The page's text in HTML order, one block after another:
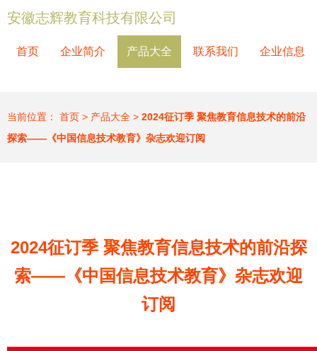
安徽志辉教育科技有限公司
首页 企业简介 产品大全 联系我们 企业信息
当前位置： 首页 > 产品大全 > 2024征订季 聚焦教育信息技术的前沿
探索——《中国信息技术教育》杂志欢迎订阅
2024征订季 聚焦教育信息技术的前沿探
索——《中国信息技术教育》杂志欢迎
订阅